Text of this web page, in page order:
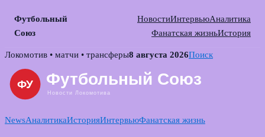
Футбольный
Союз
НовостиИнтервьюАналитика
Фанатская жизньИстория
Skip
content
Локомотив • матчи • трансферы8 августа 2026Поиск
NewsАналитикаИсторияИнтервьюФанатская жизнь